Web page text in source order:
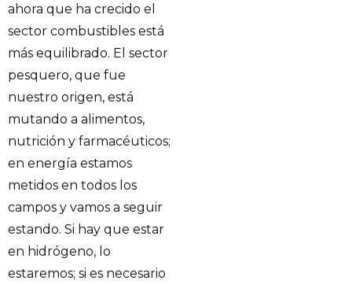
ahora que ha crecido el
sector combustibles está
más equilibrado. El sector
pesquero, que fue
nuestro origen, está
mutando a alimentos,
nutrición y farmacéuticos;
en energía estamos
metidos en todos los
campos y vamos a seguir
estando. Si hay que estar
en hidrógeno, lo
estaremos; si es necesario